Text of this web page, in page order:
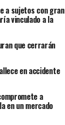
quedar en la
a sujetos con gran
vinculado a la
que cerrarán
en accidente
a
en un mercado